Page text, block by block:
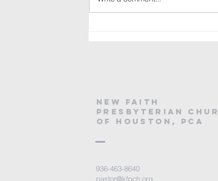
new Faith
Presbyterian
of Houston, PCA
936-463-8640
pastor@kfpch.org